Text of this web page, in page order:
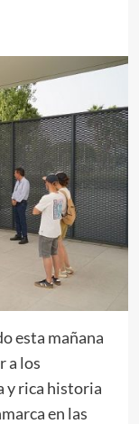
esta mañana
a los
y rica historia
en las